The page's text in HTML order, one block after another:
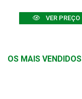
VER PREÇO
OS MAIS VENDIDOS